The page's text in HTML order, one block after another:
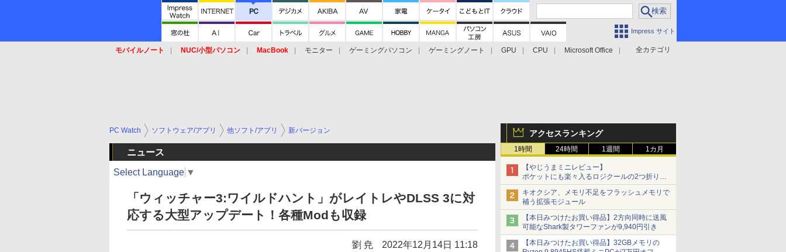
Impress サイト
全カテゴリ
モバイルノート NUC/小型パソコン MacBook モニター ゲーミングパソコン ゲーミングノート GPU CPU
Microsoft Office
アクセスランキング
1時間 24時間 1週間 1カ月
【やじうまミニレビュー】
ポケットにも楽々入るロジクールの2つ折りマ
ウス「Mobi Fold」。その気になるギミックと
は？
キオクシア、メモリ不足をフラッシュメモリで
補う拡張モジュール
【本日みつけたお買い得品】2方向同時に送風
可能なShark製タワーファンが9,940円引き
【本日みつけたお買い得品】32GBメモリの
PC Watch ソフトウェア/アプリ 他ソフト/アプリ 新バージョン
ニュース
Select Language ▼
「ウィッチャー3:ワイルドハント」がレイトレやDLSS 3に対
応する大型アップデート！各種Modも収録
劉 尭 2022年12月14日 11:18